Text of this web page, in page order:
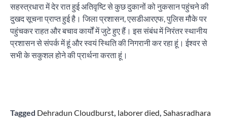
सहस्त्रधारा में देर रात हुई अतिवृष्टि से कुछ दुकानों को नुकसान पहुंचने की
दुखद सूचना प्राप्त हुई है। जिला प्रशासन, एसडीआरएफ, पुलिस मौके पर
पहुंचकर राहत और बचाव कार्यों में जुटे हुए हैं। इस संबंध में निरंतर स्थानीय
प्रशासन से संपर्क में हूं और स्वयं स्थिति की निगरानी कर रहा हूं। ईश्वर से
सभी के सकुशल होने की प्रार्थना करता हूं।
Tagged Dehradun Cloudburst, laborer died, Sahasradhara